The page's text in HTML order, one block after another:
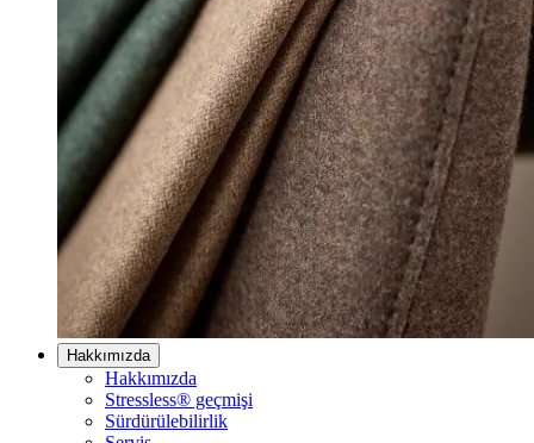
Hakkımızda
Hakkımızda
Stressless® geçmişi
Sürdürülebilirlik